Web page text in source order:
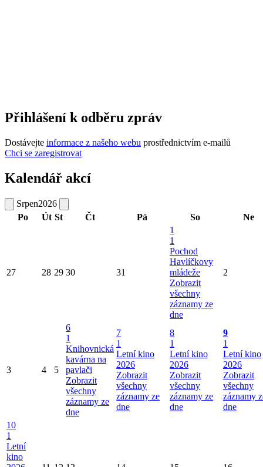
Přihlášení k odběru zpráv
Dostávejte informace z našeho webu prostřednictvím e-mailů
Chci se zaregistrovat
Kalendář akcí
Srpen2026
Po
Út St Čt Pá So Ne
27 28 29 30 31
1
1
Pochod
Havlíčkovy
mládeže
Zobrazit
všechny
záznamy ze
dne
2
3 4 5
6
1
Knihovnická
kavárna na
pavlači
Zobrazit
všechny
záznamy ze
dne
7
1
Letní kino
2026
Zobrazit
všechny
záznamy ze
dne
8
1
Letní kino
2026
Zobrazit
všechny
záznamy ze
dne
9
1
Letní kino
2026
Zobrazit
všechny
záznamy
dne
10
1
Letní
kino